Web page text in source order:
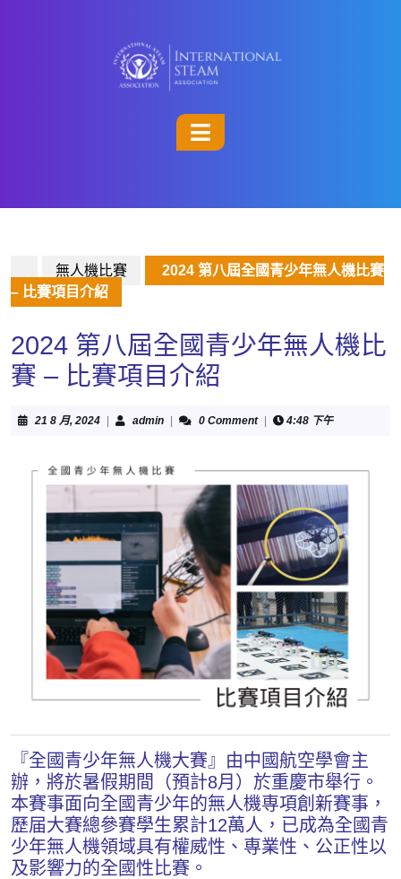
無人機比賽
2024 第八屆全國青少年無人機比賽
– 比賽項目介紹
2024 第八屆全國青少年無人機比
賽 – 比賽項目介紹
21 8 月, 2024 admin 0 Comment 4:48 下午
『全國青少年無人機大賽』由中國航空學會主
辦，將於暑假期間（預計8月）於重慶市舉行。
本賽事面向全國青少年的無人機専項創新賽事，
歷届大賽總參賽學生累計12萬人，已成為全國青
少年無人機領域具有權威性、専業性、公正性以
及影響力的全國性比賽。